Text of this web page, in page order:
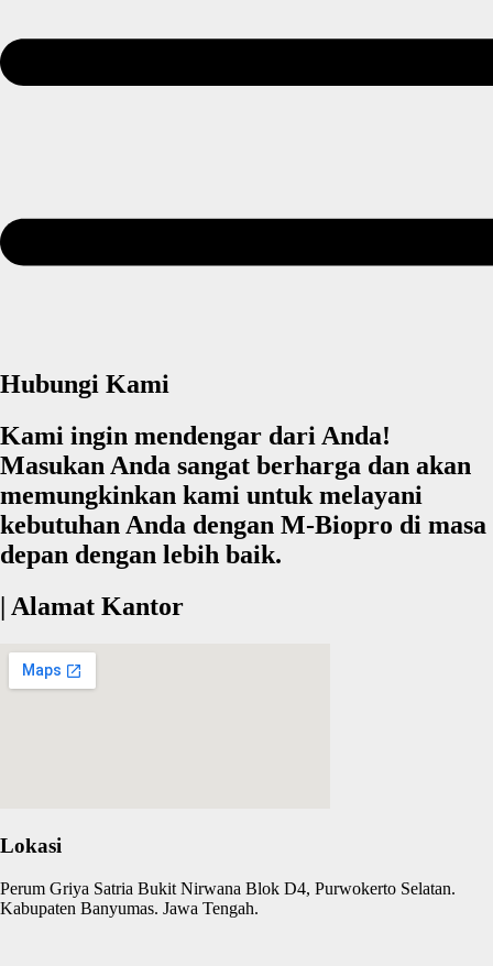
Hubungi Kami
Kami ingin mendengar dari Anda!
Masukan Anda sangat berharga dan akan
memungkinkan kami untuk melayani
kebutuhan Anda dengan M-Biopro di masa
depan dengan lebih baik.
| Alamat Kantor
Lokasi
Perum Griya Satria Bukit Nirwana Blok D4, Purwokerto Selatan.
Kabupaten Banyumas. Jawa Tengah.